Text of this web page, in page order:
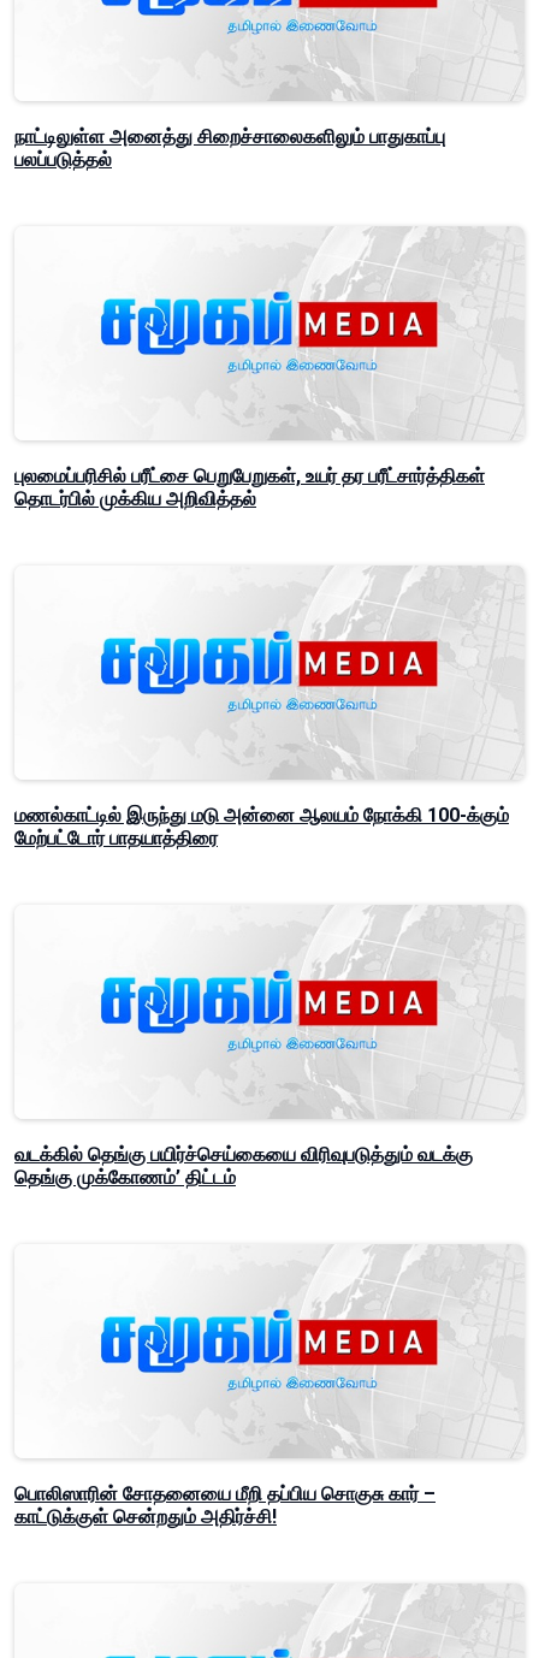
நாட்டிலுள்ள அனைத்து சிறைச்சாலைகளிலும் பாதுகாப்பு
பலப்படுத்தல்
புலமைப்பரிசில் பரீட்சை பெறுபேறுகள், உயர் தர பரீட்சார்த்திகள்
தொடர்பில் முக்கிய அறிவித்தல்
மணல்காட்டில் இருந்து மடு அன்னை ஆலயம் நோக்கி 100-க்கும்
மேற்பட்டோர் பாதயாத்திரை
வடக்கில் தெங்கு பயிர்ச்செய்கையை விரிவுபடுத்தும் வடக்கு
தெங்கு முக்கோணம்’ திட்டம்
பொலிஸாரின் சோதனையை மீறி தப்பிய சொகுசு கார் –
காட்டுக்குள் சென்றதும் அதிர்ச்சி!